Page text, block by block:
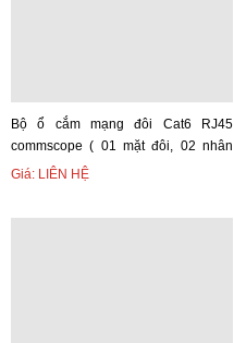
Bộ ổ cắm mạng đôi Cat6 RJ45
commscope ( 01 mặt đôi, 02 nhân
CAT6, 01 đế)
Giá: LIÊN HỆ